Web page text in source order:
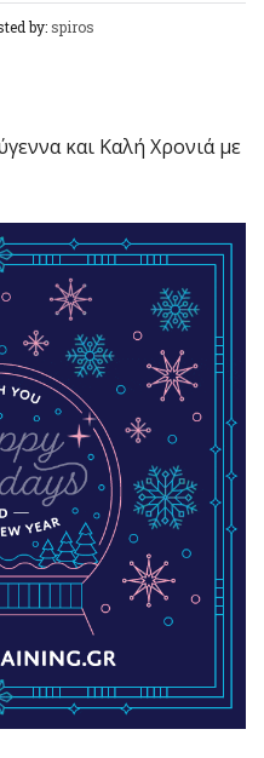
by:spiros
και Καλή Χρονιά με